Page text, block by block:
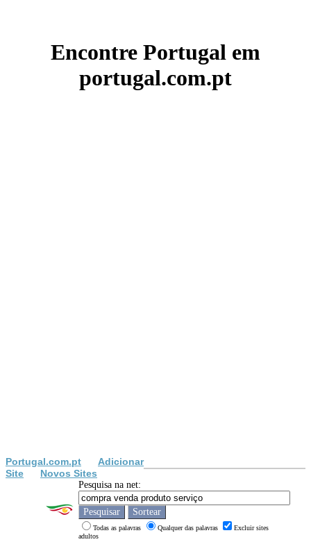
Encontre Portugal em
portugal.com.pt
Portugal.com.pt
Adicionar
Site
Novos Sites
Pesquisa na net:
Todas as palavras Qualquer das palavras
Excluir sites
adultos